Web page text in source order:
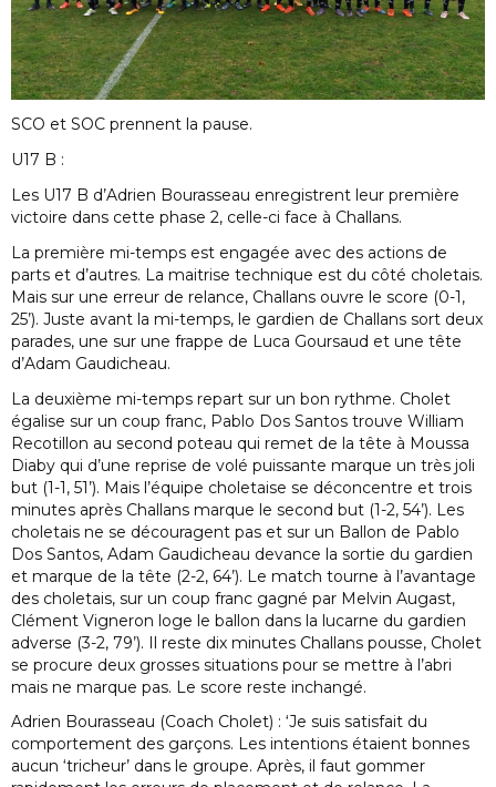
SCO et SOC prennent la pause.
U17 B :
Les U17 B d’Adrien Bourasseau enregistrent leur première
victoire dans cette phase 2, celle-ci face à Challans.
La première mi-temps est engagée avec des actions de
parts et d’autres. La maitrise technique est du côté choletais.
Mais sur une erreur de relance, Challans ouvre le score (0-1,
25’). Juste avant la mi-temps, le gardien de Challans sort deux
parades, une sur une frappe de Luca Goursaud et une tête
d’Adam Gaudicheau.
La deuxième mi-temps repart sur un bon rythme. Cholet
égalise sur un coup franc, Pablo Dos Santos trouve William
Recotillon au second poteau qui remet de la tête à Moussa
Diaby qui d’une reprise de volé puissante marque un très joli
but (1-1, 51’). Mais l’équipe choletaise se déconcentre et trois
minutes après Challans marque le second but (1-2, 54’). Les
choletais ne se découragent pas et sur un Ballon de Pablo
Dos Santos, Adam Gaudicheau devance la sortie du gardien
et marque de la tête (2-2, 64’). Le match tourne à l’avantage
des choletais, sur un coup franc gagné par Melvin Augast,
Clément Vigneron loge le ballon dans la lucarne du gardien
adverse (3-2, 79’). Il reste dix minutes Challans pousse, Cholet
se procure deux grosses situations pour se mettre à l’abri
mais ne marque pas. Le score reste inchangé.
Adrien Bourasseau (Coach Cholet) : ‘Je suis satisfait du
comportement des garçons. Les intentions étaient bonnes
aucun ‘tricheur’ dans le groupe. Après, il faut gommer